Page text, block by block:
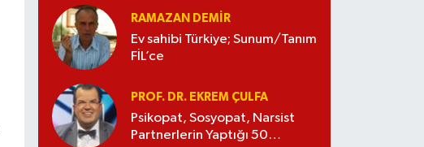
RAMAZAN DEMİR
Ev sahibi Türkiye; Sunum/Tanım
FİL’ce
PROF. DR. EKREM ÇULFA
Psikopat, Sosyopat, Narsist
Partnerlerin Yaptığı 50